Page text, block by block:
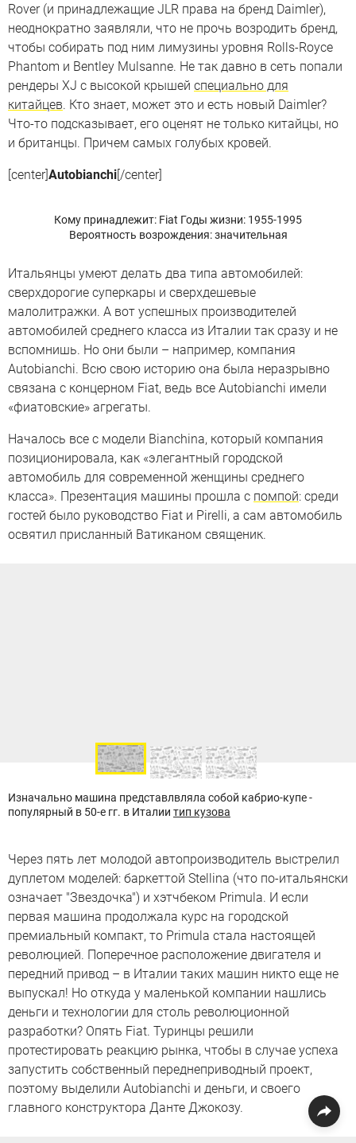
Rover (и принадлежащие JLR права на бренд Daimler),
неоднократно заявляли, что не прочь возродить бренд,
чтобы собирать под ним лимузины уровня Rolls-Royce
Phantom и Bentley Mulsanne. Не так давно в сеть попали
рендеры XJ c высокой крышей специально для
китайцев. Кто знает, может это и есть новый Daimler?
Что-то подсказывает, его оценят не только китайцы, но
и британцы. Причем самых голубых кровей.
[center]Autobianchi[/center]
Кому принадлежит: Fiat Годы жизни: 1955-1995
Вероятность возрождения: значительная
Итальянцы умеют делать два типа автомобилей:
сверхдорогие суперкары и сверхдешевые
малолитражки. А вот успешных производителей
автомобилей среднего класса из Италии так сразу и не
вспомнишь. Но они были – например, компания
Autobianchi. Всю свою историю она была неразрывно
связана с концерном Fiat, ведь все Autobianchi имели
«фиатовские» агрегаты.
Началось все с модели Bianchina, который компания
позиционировала, как «элегантный городской
автомобиль для современной женщины среднего
класса». Презентация машины прошла с помпой: среди
гостей было руководство Fiat и Pirelli, а сам автомобиль
освятил присланный Ватиканом священик.
Изначально машина представлвляла собой кабрио-купе -
популярный в 50-е гг. в Италии тип кузова
Через пять лет молодой автопроизводитель выстрелил
дуплетом моделей: баркеттой Stellina (что по-итальянски
означает "Звездочка") и хэтчбеком Primula. И если
первая машина продолжала курс на городской
премиальный компакт, то Primula стала настоящей
революцией. Поперечное расположение двигателя и
передний привод – в Италии таких машин никто еще не
выпускал! Но откуда у маленькой компании нашлись
деньги и технологии для столь революционной
разработки? Опять Fiat. Туринцы решили
протестировать реакцию рынка, чтобы в случае успеха
запустить собственный переднеприводный проект,
поэтому выделили Autobianchi и деньги, и своего
главного конструктора Данте Джокозу.